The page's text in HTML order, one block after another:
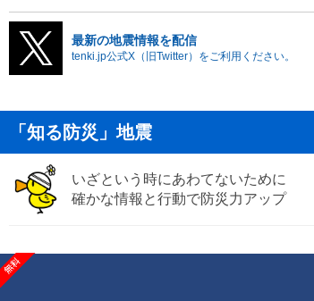
最新の地震情報を配信
tenki.jp公式X（旧Twitter）をご利用ください。
「知る防災」地震
いざという時にあわてないために
確かな情報と行動で防災力アップ